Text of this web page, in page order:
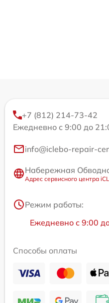
+7 (812) 214-73-42
Ежедневно с 9:00 до
info@iclebo-repair-
Набережная
Адрес сервисного центра
Режим работы:
Ежедневно с 9:00
Способы оплаты